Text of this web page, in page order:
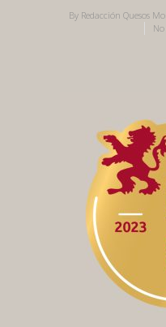
By Redacción Quesos